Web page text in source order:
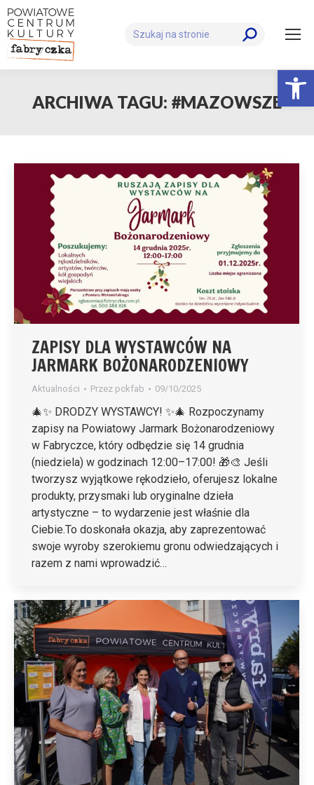
Szukaj:
ARCHIWA TAGU: #MAZOWSZE
ZAPISY DLA WYSTAWCÓW NA
JARMARK BOŻONARODZENIOWY
Aktualności Przez pckfab 09/10/2025
🎄✨ DRODZY WYSTAWCY! ✨🎄 Rozpoczynamy
zapisy na Powiatowy Jarmark Bożonarodzeniowy
w Fabryczce, który odbędzie się 14 grudnia
(niedziela) w godzinach 12:00–17:00! 🎁🎨 Jeśli
tworzysz wyjątkowe rękodzieło, oferujesz lokalne
produkty, przysmaki lub oryginalne dzieła
artystyczne – to wydarzenie jest właśnie dla
Ciebie.To doskonała okazja, aby zaprezentować
swoje wyroby szerokiemu gronu odwiedzających i
razem z nami wprowadzić…